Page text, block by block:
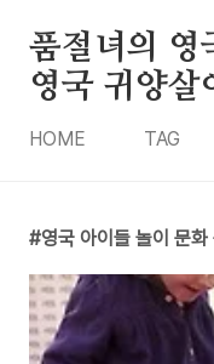
품절녀의 영
영국 귀양살
HOME TAG
영국 아이들 놀이 문화